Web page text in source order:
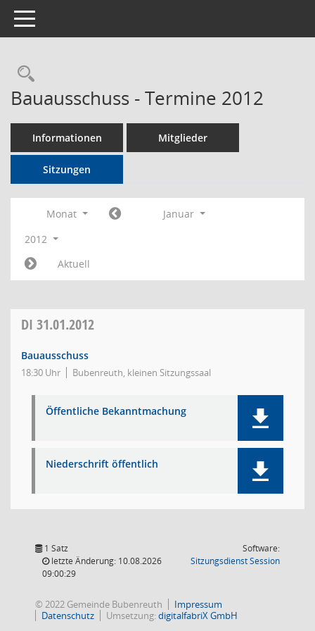
Toggle navigation
Rechercheauswahl
Bauausschuss - Termine 2012
Informationen Mitglieder
Sitzungen
Monat
Januar
2012
Aktuell
DI 31.01.2012
Bauausschuss
18:30 Uhr Bubenreuth, kleinen Sitzungssaal
Öffentliche Bekanntmachung
Niederschrift öffentlich
1 Satz
letzte Änderung: 10.08.2026
09:00:29
Software:
SitzungsdienstSession(Wird in
© 2022 Gemeinde Bubenreuth
Impressum
Datenschutz
Umsetzung:digitalfabriX GmbH